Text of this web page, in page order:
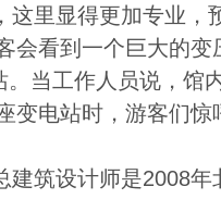
里显得更加专业，
会看到一个巨大的
当工作人员说，馆
变电站时，游客们惊
筑设计师是2008年